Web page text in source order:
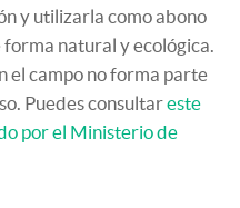
y utilizarla como abono
natural y ecológica.
el campo no forma parte
Puedes consultareste
por el Ministerio de